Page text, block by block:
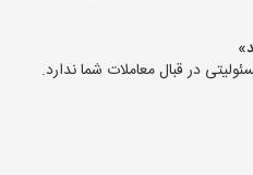
در قبال معاملات شما ندارد.